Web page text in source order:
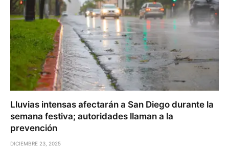
Lluvias intensas afectarán a San Diego durante la
semana festiva; autoridades llaman a la
prevención
DICIEMBRE 23, 2025